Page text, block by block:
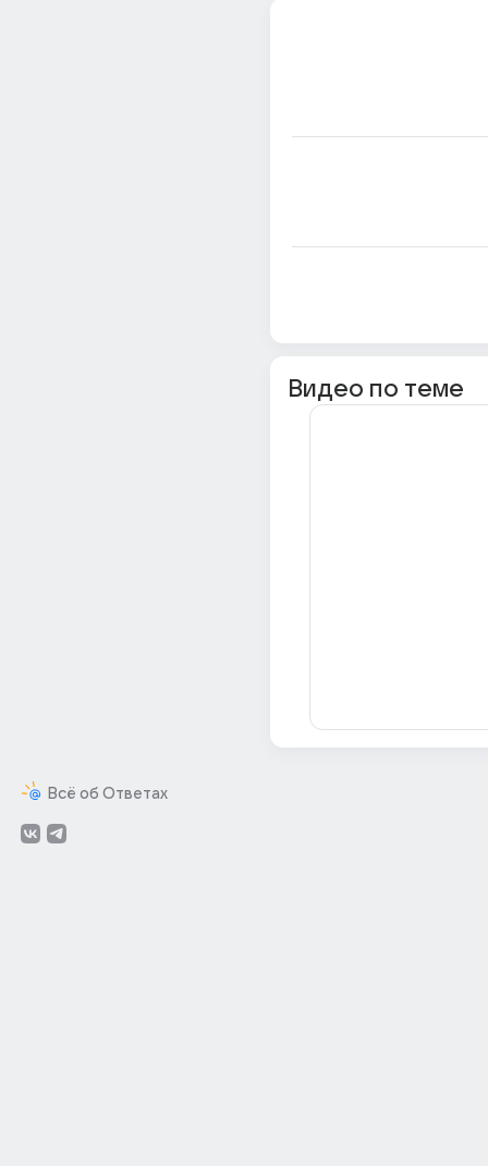
Всё об Ответах
Видео по теме